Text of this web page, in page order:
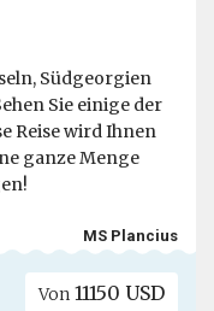
Südgeorgien
Sie einige der
Reise wird Ihnen
ganze Menge
MS Plancius
Von 11150 USD